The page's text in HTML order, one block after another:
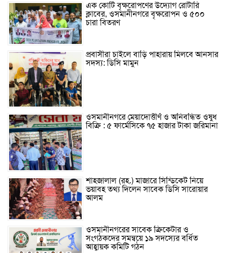
এক কোটি বৃক্ষরোপণের উদ্যোগ রোটারি
ক্লাবের, ওসমানীনগরে বৃক্ষরোপন ও ৫০০
চারা বিতরণ
প্রবাসীরা চাইলে বাড়ি পাহারায় মিলবে আনসার
সদস্য: ডিসি মামুন
ওসমানীনগরে মেয়াদোত্তীর্ণ ও অনিবন্ধিত ওষুধ
বিক্রি : ৫ ফার্মেসিকে ৭৫ হাজার টাকা জরিমানা
শাহজালাল (রহ.) মাজারে সিন্ডিকেট নিয়ে
ভয়াবহ তথ্য দিলেন সাবেক ডিসি সারোয়ার
আলম
ওসমানীনগরের সাবেক ক্রিকেটার ও
সংগঠকদের সমন্বয়ে ১৯ সদস্যের বর্ধিত
আহ্বায়ক কমিটি গঠন